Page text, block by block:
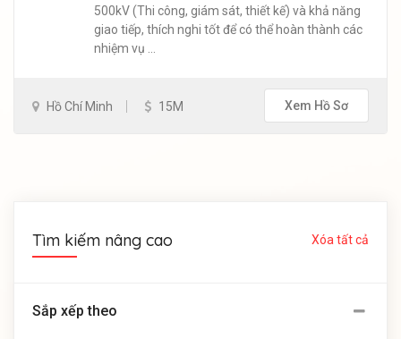
500kV (Thi công, giám sát, thiết kế) và khả năng
giao tiếp, thích nghi tốt để có thể hoàn thành các
nhiệm vụ ...
Hồ Chí Minh 15M Xem Hồ Sơ
Tìm kiếm nâng cao Xóa tất cả
Sắp xếp theo